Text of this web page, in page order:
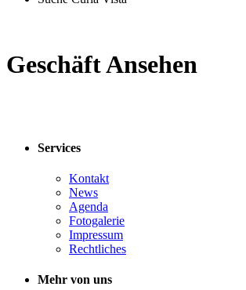
Geschäft Ansehen
Services
Kontakt
News
Agenda
Fotogalerie
Impressum
Rechtliches
Mehr von uns